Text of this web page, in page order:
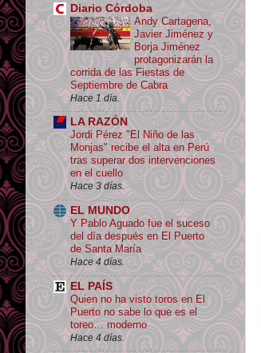
Diario Córdoba
Andy Cartagena,
Javier Jiménez y
Borja Jiménez
protagonizarán la
corrida de las Fiestas de
Septiembre de Cabra
Hace 1 día.
LA RAZÓN
Jordi Pérez "El Niño de las
Monjas" recibe el alta en Perú
tras superar dos intervenciones
en el cuello
Hace 3 días.
EL MUNDO
Y Pablo Aguado fue el suceso
del día después en El Puerto
de Santa María
Hace 4 días.
EL PAÍS
Quien no ha visto toros en El
Puerto no sabe lo que es el
toreo… moderno
Hace 4 días.